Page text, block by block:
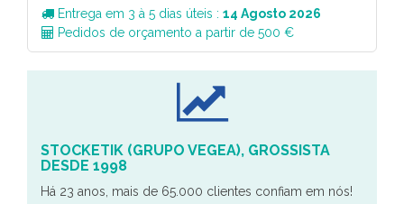
Entrega em 3 à 5 dias úteis : 14 Agosto 2026
Pedidos de orçamento a partir de 500 €
STOCKETIK (GRUPO VEGEA), GROSSISTA
DESDE 1998
Há 23 anos, mais de 65.000 clientes confiam em nós!